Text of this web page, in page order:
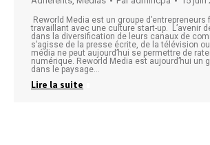
Reworld Media est un groupe d’entrepreneurs
travaillant avec une culture start-up. L’avenir
dans la diversification de leurs canaux de
s’agisse de la presse écrite, de la télévision
média ne peut aujourd’hui se permettre de
numérique. Reworld Media est aujourd’hui un
dans le paysage…
Lire la suite